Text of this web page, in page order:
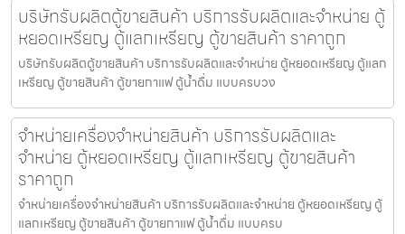
บริษัทรับผลิตตู้ขายสินค้า บริการรับผลิตและจำหน่าย ตู้
หยอดเหรียญ ตู้แลกเหรียญ ตู้ขายสินค้า ราคาถูก
บริษัทรับผลิตตู้ขายสินค้า บริการรับผลิตและจำหน่าย ตู้หยอดเหรียญ ตู้แลก
เหรียญ ตู้ขายสินค้า ตู้ขายกาแฟ ตู้น้ำดื่ม แบบครบวง
จำหน่ายเครื่องจำหน่ายสินค้า บริการรับผลิตและ
จำหน่าย ตู้หยอดเหรียญ ตู้แลกเหรียญ ตู้ขายสินค้า
ราคาถูก
จำหน่ายเครื่องจำหน่ายสินค้า บริการรับผลิตและจำหน่าย ตู้หยอดเหรียญ ตู้
แลกเหรียญ ตู้ขายสินค้า ตู้ขายกาแฟ ตู้น้ำดื่ม แบบครบ